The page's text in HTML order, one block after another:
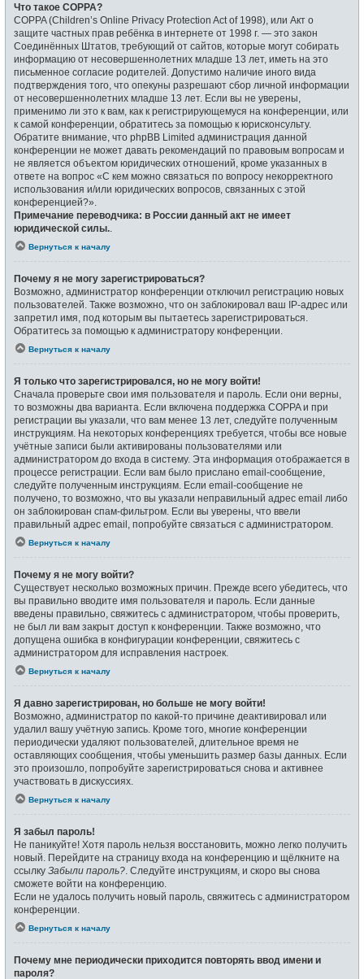
Что такое COPPA?
COPPA (Children’s Online Privacy Protection Act of 1998), или Акт о
защите частных прав ребёнка в интернете от 1998 г. — это закон
Соединённых Штатов, требующий от сайтов, которые могут собирать
информацию от несовершеннолетних младше 13 лет, иметь на это
письменное согласие родителей. Допустимо наличие иного вида
подтверждения того, что опекуны разрешают сбор личной информации
от несовершеннолетних младше 13 лет. Если вы не уверены,
применимо ли это к вам, как к регистрирующемуся на конференции, или
к самой конференции, обратитесь за помощью к юрисконсульту.
Обратите внимание, что phpBB Limited администрация данной
конференции не может давать рекомендаций по правовым вопросам и
не является объектом юридических отношений, кроме указанных в
ответе на вопрос «С кем можно связаться по вопросу некорректного
использования и/или юридических вопросов, связанных с этой
конференцией?».
Примечание переводчика: в России данный акт не имеет
юридической силы.
Вернуться к началу
Почему я не могу зарегистрироваться?
Возможно, администратор конференции отключил регистрацию новых
пользователей. Также возможно, что он заблокировал ваш IP-адрес или
запретил имя, под которым вы пытаетесь зарегистрироваться.
Обратитесь за помощью к администратору конференции.
Вернуться к началу
Я только что зарегистрировался, но не могу войти!
Сначала проверьте свои имя пользователя и пароль. Если они верны,
то возможны два варианта. Если включена поддержка COPPA и при
регистрации вы указали, что вам менее 13 лет, следуйте полученным
инструкциям. На некоторых конференциях требуется, чтобы все новые
учётные записи были активированы пользователями или
администратором до входа в систему. Эта информация отображается в
процессе регистрации. Если вам было прислано email-сообщение,
следуйте полученным инструкциям. Если email-сообщение не
получено, то возможно, что вы указали неправильный адрес email либо
он заблокирован спам-фильтром. Если вы уверены, что ввели
правильный адрес email, попробуйте связаться с администратором.
Вернуться к началу
Почему я не могу войти?
Существует несколько возможных причин. Прежде всего убедитесь, что
вы правильно вводите имя пользователя и пароль. Если данные
введены правильно, свяжитесь с администратором, чтобы проверить,
не был ли вам закрыт доступ к конференции. Также возможно, что
допущена ошибка в конфигурации конференции, свяжитесь с
администратором для исправления настроек.
Вернуться к началу
Я давно зарегистрирован, но больше не могу войти!
Возможно, администратор по какой-то причине деактивировал или
удалил вашу учётную запись. Кроме того, многие конференции
периодически удаляют пользователей, длительное время не
оставляющих сообщения, чтобы уменьшить размер базы данных. Если
это произошло, попробуйте зарегистрироваться снова и активнее
участвовать в дискуссиях.
Вернуться к началу
Я забыл пароль!
Не паникуйте! Хотя пароль нельзя восстановить, можно легко получить
новый. Перейдите на страницу входа на конференцию и щёлкните на
ссылку Забыли пароль? . Следуйте инструкциям, и скоро вы снова
сможете войти на конференцию.
Если не удалось получить новый пароль, свяжитесь с администратором
конференции.
Вернуться к началу
Почему мне периодически приходится повторять ввод имени и
пароля?